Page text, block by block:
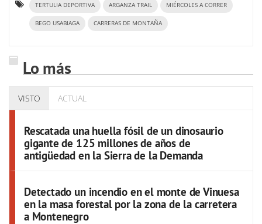
TERTULIA DEPORTIVA ARGANZA TRAIL MIÉRCOLES A CORRER
BEGO USABIAGA CARRERAS DE MONTAÑA
Lo más
VISTO ACTUAL
Rescatada una huella fósil de un dinosaurio
gigante de 125 millones de años de
antigüedad en la Sierra de la Demanda
Detectado un incendio en el monte de Vinuesa
en la masa forestal por la zona de la carretera
a Montenegro